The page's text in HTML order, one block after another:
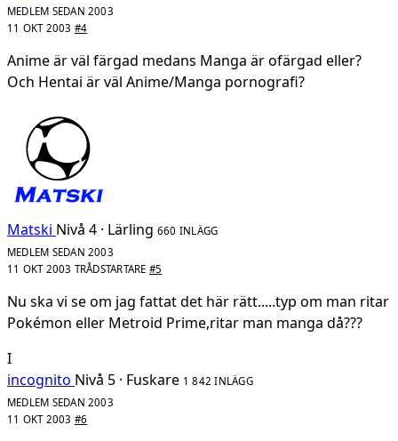
MEDLEM SEDAN 2003
11 OKT 2003 #4
Anime är väl färgad medans Manga är ofärgad eller?
Och Hentai är väl Anime/Manga pornografi?
Matski Nivå 4 · Lärling 660 INLÄGG
MEDLEM SEDAN 2003
11 OKT 2003 TRÅDSTARTARE #5
Nu ska vi se om jag fattat det här rätt.....typ om man ritar
Pokémon eller Metroid Prime,ritar man manga då???
I
incognito Nivå 5 · Fuskare 1 842 INLÄGG
MEDLEM SEDAN 2003
11 OKT 2003 #6